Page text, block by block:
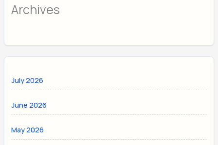
Archives
July 2026
June 2026
May 2026